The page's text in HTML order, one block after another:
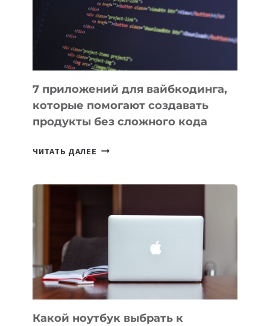
РАБОТЫ
7 приложений для вайбкодинга,
которые помогают создавать
продукты без сложного кода
ЧИТАТЬ ДАЛЕЕ 7
ПОМОГАЮТ
СОЗДАВАТЬ
БЕЗ
СЛОЖНОГО
КОДА
Какой ноутбук выбрать к